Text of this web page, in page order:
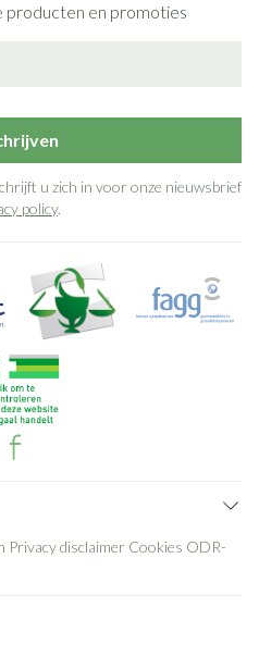
producten en promoties
u zich in voor onze nieuwsbrief
policy.
Privacy disclaimer Cookies ODR-